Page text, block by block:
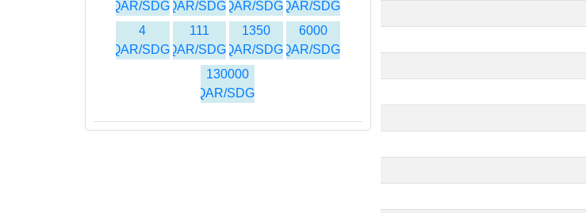
QAR/SDG
QAR/SDG
QAR/SDG
QAR/SDG
6000
QAR/SDG
1350
QAR/SDG
111
QAR/SDG
4
QAR/SDG
130000
QAR/SDG